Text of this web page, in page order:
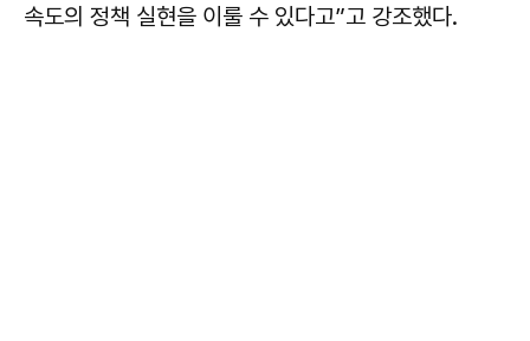
속도의 정책 실현을 이룰 수 있다고”고 강조했다.